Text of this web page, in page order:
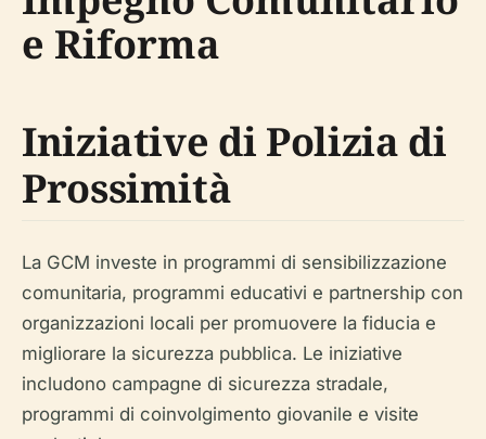
e Riforma
Iniziative di Polizia di
Prossimità
La GCM investe in programmi di sensibilizzazione
comunitaria, programmi educativi e partnership con
organizzazioni locali per promuovere la fiducia e
migliorare la sicurezza pubblica. Le iniziative
includono campagne di sicurezza stradale,
programmi di coinvolgimento giovanile e visite